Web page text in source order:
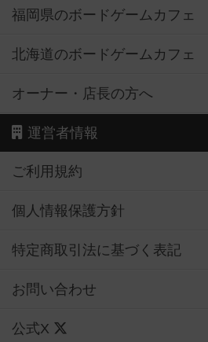
福岡県のボードゲームカフェ
北海道のボードゲームカフェ
オーナー・店長の方へ
運営者情報
ご利用規約
個人情報保護方針
特定商取引法に基づく表記
お問い合わせ
公式X